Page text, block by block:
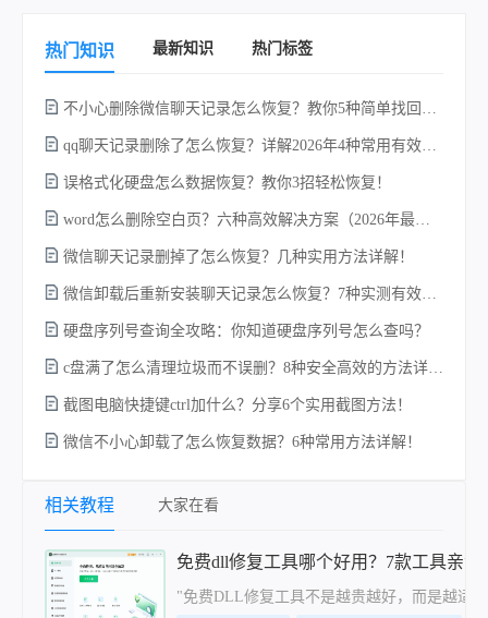
热门知识 最新知识 热门标签
误格式化硬盘怎么数据恢复？教你3招轻松恢复！
微信聊天记录删掉了怎么恢复？几种实用方法详解！
硬盘序列号查询全攻略：你知道硬盘序列号怎么查吗？
截图电脑快捷键ctrl加什么？分享6个实用截图方法！
微信不小心卸载了怎么恢复数据？6种常用方法详解！
相关教程 大家在看
免费dll修复工具哪个好用？7款工具亲
"免费DLL修复工具不是越贵越好，而是越适